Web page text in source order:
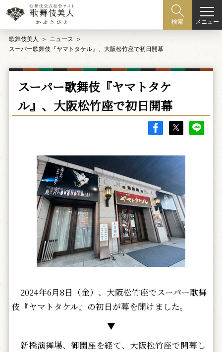
検索 メニュー
歌舞伎美人
ニュース
スーパー歌舞伎『ヤマトタケル』、大阪松竹座で初日開幕
スーパー歌舞伎『ヤマトタケ
ル』、大阪松竹座で初日開幕
2024年6月8日（金）、大阪松竹座でスーパー歌舞
伎『ヤマトタケル』の初日が幕を開けました。
▼
新橋演舞場、御園座を経て、大阪松竹座で開幕し